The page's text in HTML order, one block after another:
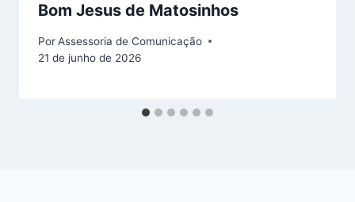
Bom Jesus de Matosinhos
PorAssessoria de Comunicação
21 de junho de 2026